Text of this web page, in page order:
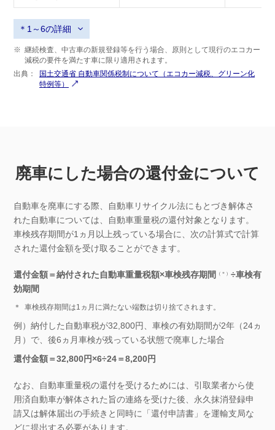
＊1～6の詳細
※ 継続検査、中古車の新規登録等を行う場合、原則として現行のエコカー
減税の要件を満たす車に限り適用されます。
出典：
国土交通省 自動車関係税制について（エコカー減税、グリーン化
特例等）
廃車にした場合の還付金について
自動車を廃車にする際、自動車リサイクル法にもとづき解体さ
れた自動車については、自動車重量税の還付対象となります。
車検残存期間が1ヵ月以上残っている場合に、次の計算式で計算
された還付金額を受け取ることができます。
還付金額＝納付された自動車重量税額×車検残存期間 （＊） ÷車検有
効期間
＊ 車検残存期間は1ヵ月に満たない端数は切り捨てされます。
例）納付した自動車税が32,800円、車検の有効期間が2年（24ヵ
月）で、後6ヵ月車検が残っている状態で廃車した場合
還付金額＝32,800円×6÷24＝8,200円
なお、自動車重量税の還付を受けるためには、引取業者から使
用済自動車が解体された旨の連絡を受けた後、永久抹消登録申
請又は解体届出の手続きと同時に「還付申請書」を運輸支局な
どに提出する必要があります。